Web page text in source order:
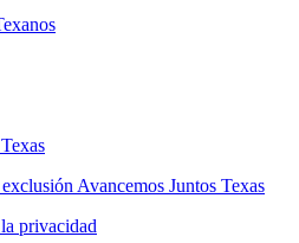
Avancemos Juntos Texas
privacidad